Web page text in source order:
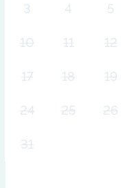
3 4 5
10 11 12
17 18 19
24 25 26
31